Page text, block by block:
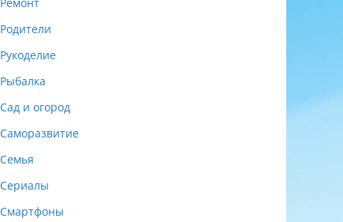
Родители
Рукоделие
Рыбалка
Сад и огород
Саморазвитие
Семья
Сериалы
Смартфоны